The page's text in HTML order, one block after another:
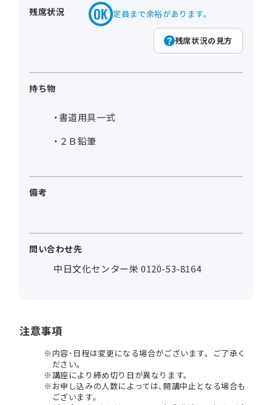
残席状況 定員まで余裕があります。
残席状況の見方
持ち物
・書道用具一式
・２Ｂ鉛筆
備考
問い合わせ先
中日文化センター栄 0120-53-8164
注意事項
内容･日程は変更になる場合がございます。ご了承く
ださい。
講座により締め切り日が異なります。
お申し込みの人数によっては､開講中止となる場合も
ございます。